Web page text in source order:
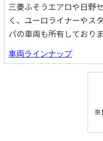
三菱ふそうエアロや日野
く、ユーロライナーやス
パの車両も所有しておりま
車両ラインナップ
奈